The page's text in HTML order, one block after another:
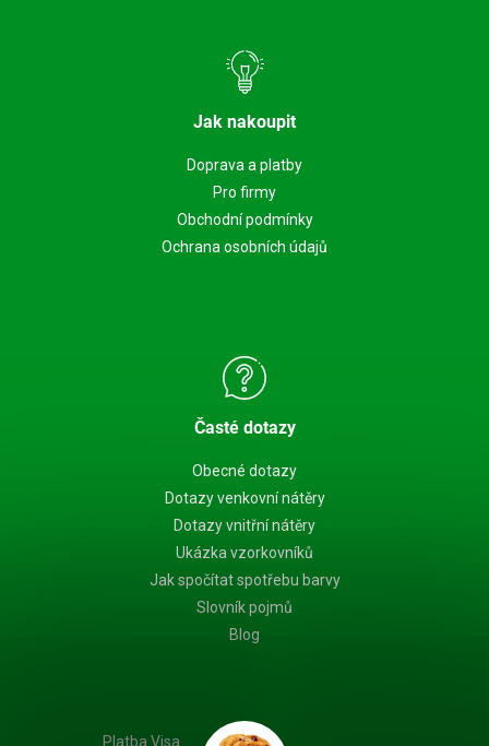
Jak nakoupit
Doprava a platby
Pro firmy
Obchodní podmínky
Ochrana osobních údajů
Časté dotazy
Obecné dotazy
Dotazy venkovní nátěry
Dotazy vnitřní nátěry
Ukázka vzorkovníků
Jak spočítat spotřebu barvy
Slovník pojmů
Blog
Platba Visa